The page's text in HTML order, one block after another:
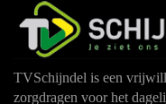
TVSchijndel is een
zorgdragen voor het